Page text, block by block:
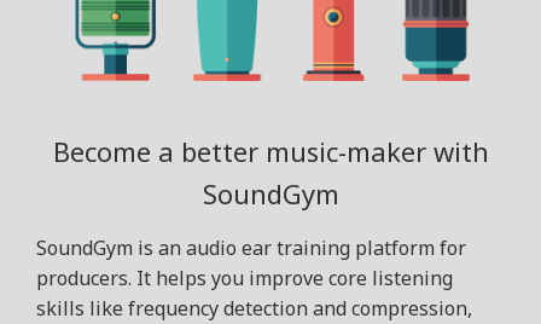
Become a better music-maker with
SoundGym
SoundGym is an audio ear training platform for
producers. It helps you improve core listening
skills like frequency detection and compression,